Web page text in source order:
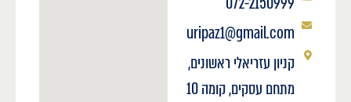
uripaz1@gmail.com
קניון עזריאלי ראשונים,
מתחם עסקים, קומה 10